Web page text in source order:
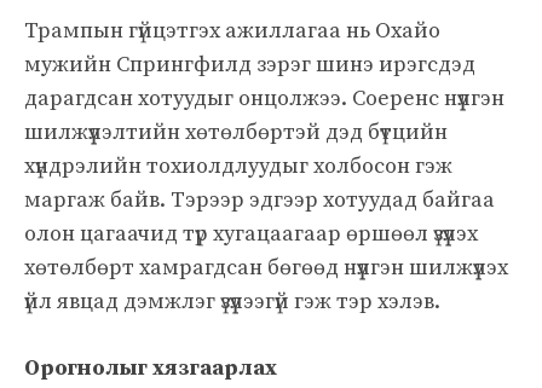
Трампын гүйцэтгэх ажиллагаа нь Охайо
мужийн Спрингфилд зэрэг шинэ ирэгсдэд
дарагдсан хотуудыг онцолжээ. Соеренс нүүлгэн
шилжүүлэлтийн хөтөлбөртэй дэд бүтцийн
хүндрэлийн тохиолдлуудыг холбосон гэж
маргаж байв. Тэрээр эдгээр хотуудад байгаа
олон цагаачид түр хугацаагаар өршөөл үзүүлэх
хөтөлбөрт хамрагдсан бөгөөд нүүлгэн шилжүүлэх
үйл явцад дэмжлэг үзүүлээгүй гэж тэр хэлэв.
Орогнолыг хязгаарлах